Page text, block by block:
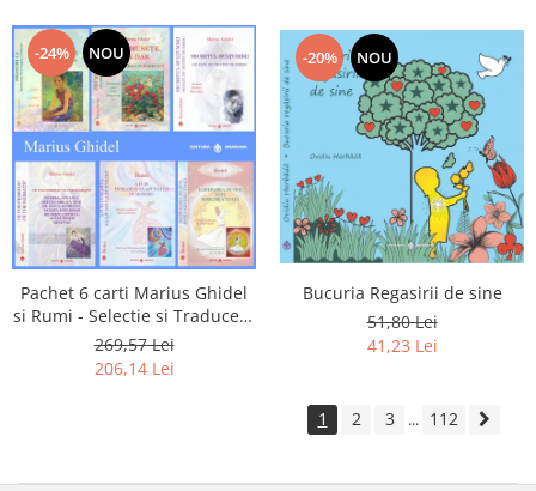
-24% NOU
Pachet 6 carti Marius Ghidel
si Rumi - Selectie si Traducere
de Marius Ghidel
269,57 Lei
206,14 Lei
-20% NOU
Bucuria Regasirii de sine
51,80 Lei
41,23 Lei
1 2 3 ... 112